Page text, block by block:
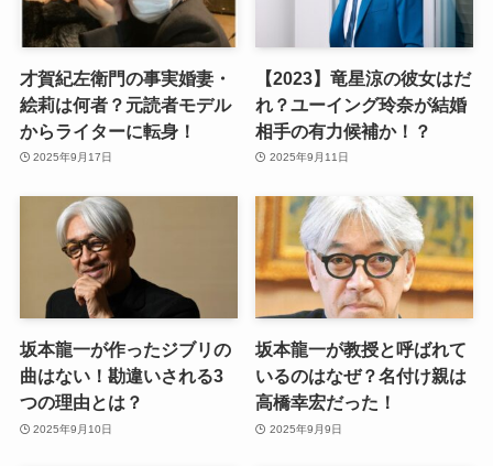
才賀紀左衛門の事実婚妻・
絵莉は何者？元読者モデル
からライターに転身！
2025年9月17日
【2023】竜星涼の彼女はだ
れ？ユーイング玲奈が結婚
相手の有力候補か！？
2025年9月11日
坂本龍一が作ったジブリの
曲はない！勘違いされる3
つの理由とは？
2025年9月10日
坂本龍一が教授と呼ばれて
いるのはなぜ？名付け親は
高橋幸宏だった！
2025年9月9日